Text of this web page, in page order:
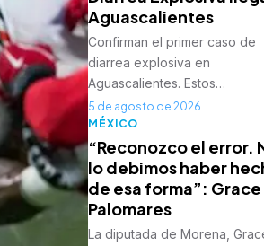
Aguascalientes
Confirman el primer caso de
diarrea explosiva en
Aguascalientes. Estos…
5 de agosto de 2026
MÉXICO
“Reconozco el error.
lo debimos haber
de esa forma”: Grace
Palomares
La diputada de Morena,